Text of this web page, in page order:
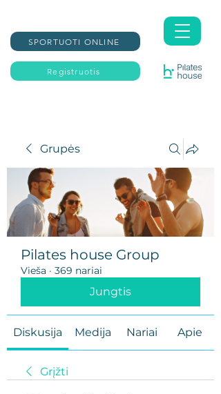
Registruotis
SPORTUOTI ONLINE
Grupės
Pilates house Group
Vieša · 369 nariai
Jungtis
Diskusija Medija Nariai Apie
Grįžti